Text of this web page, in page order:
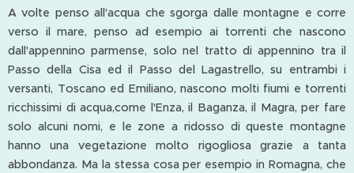
A volte penso all'acqua che sgorga dalle montagne e corre
verso il mare, penso ad esempio ai torrenti che nascono
dall'appennino parmense, solo nel tratto di appennino tra il
Passo della Cisa ed il Passo del Lagastrello, su entrambi i
versanti, Toscano ed Emiliano, nascono molti fiumi e torrenti
ricchissimi di acqua,come l'Enza, il Baganza, il Magra, per fare
solo alcuni nomi, e le zone a ridosso di queste montagne
hanno una vegetazione molto rigogliosa grazie a tanta
abbondanza. Ma la stessa cosa per esempio in Romagna, che